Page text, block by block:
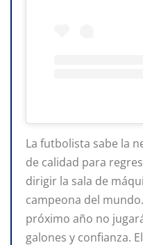
La futbolista sabe la
de calidad para
dirigir la sala de
campeona del
próximo año no
galones y confianza.